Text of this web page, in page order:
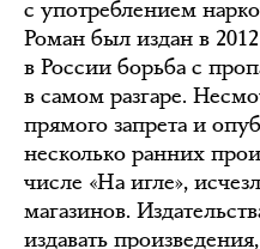
с употреблением
Роман был издан в
в России борьба с
в самом разгаре.
прямого запрета и
несколько ранних
числе «На игле»,
магазинов.
издавать